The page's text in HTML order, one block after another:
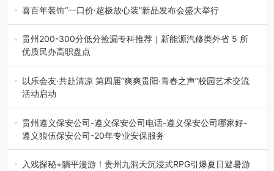
市退役军人事务局联合贵州广电…
喜百年装饰“一口价·超极放心装”新品发布会盛大举行
2026年7月31日，喜百年装饰“一口价·超极放心装”新品发布
会在贵阳隆重举行。…
贵州200-300分低分捡漏专科推荐｜新能源汽修类外省 5 所
优质民办高职盘点
在贵州省高考志愿填报体系中，200至300分数段考生可选择
的省内工科、新能源汽车…
以乐会友·共赴清凉 第四届“爽爽贵阳·青春之声”校园艺术交流
活动启动
七月的贵阳，清风送爽，第四届“爽爽贵阳·青春之声”校园管
弦乐（合唱）艺术交流活动…
贵州遵义保安公司-遵义保安公司电话-遵义保安公司哪家好-
遵义狼伍保安公司-20年专业安保服务
在遵义，不管是企业园区运营、小区物业管理、建筑工地施
工、商业商场经营，还是举办各…
入戏探秘+躺平漫游！贵州九洞天沉浸式RPG引爆夏日避暑游